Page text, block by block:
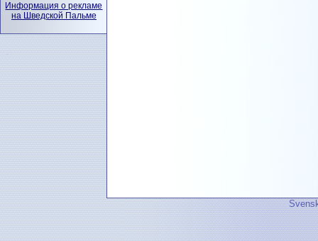
Информация о рекламе
на Шведской Пальме